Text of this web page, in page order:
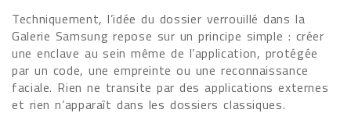
Techniquement, l’idée du dossier verrouillé dans la
Galerie Samsung repose sur un principe simple : créer
une enclave au sein même de l’application, protégée
par un code, une empreinte ou une reconnaissance
faciale. Rien ne transite par des applications externes
et rien n’apparaît dans les dossiers classiques.